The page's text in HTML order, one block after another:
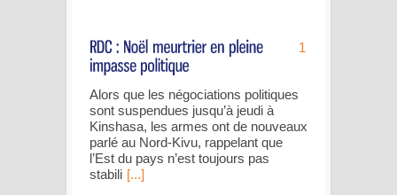
1
Alors que les négociations politiques
sont suspendues jusqu’à jeudi à
Kinshasa, les armes ont de nouveaux
parlé au Nord-Kivu, rappelant que
l’Est du pays n’est toujours pas
stabili [...]